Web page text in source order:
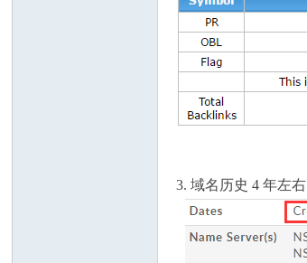
3. 域名历史 4 年左右